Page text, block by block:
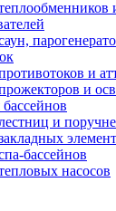
и
и
и
бассейнов
насосов